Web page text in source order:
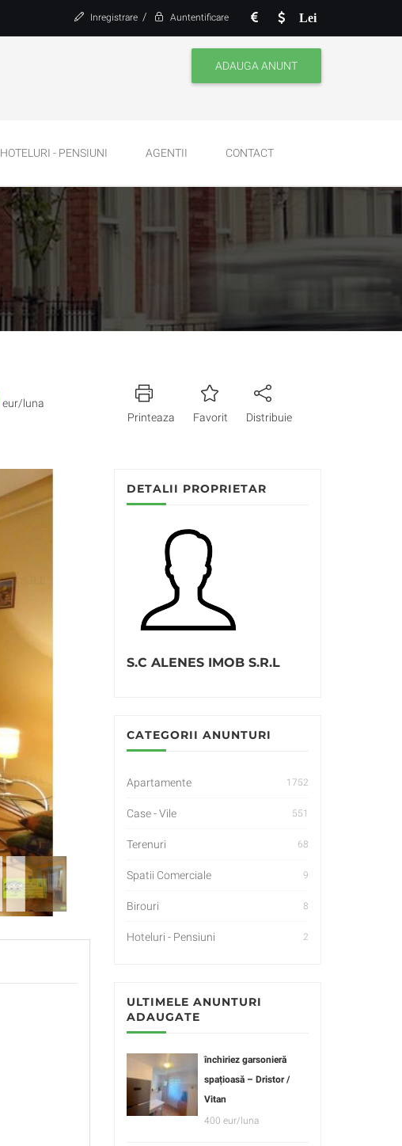
Lei
Inregistrare / Auntentificare
ADAUGA ANUNT
HOTELURI - PENSIUNI AGENTII CONTACT
eur/luna
Printeaza
Favorit Distribuie
DETALII PROPRIETAR
S.C ALENES IMOB S.R.L
CATEGORII ANUNTURI
Apartamente 1752
Case - Vile 551
Terenuri 68
Spatii Comerciale 9
Birouri 8
Hoteluri - Pensiuni 2
ULTIMELE ANUNTURI
ADAUGATE
închiriez garsonieră
spațioasă – Dristor /
Vitan
400 eur/luna